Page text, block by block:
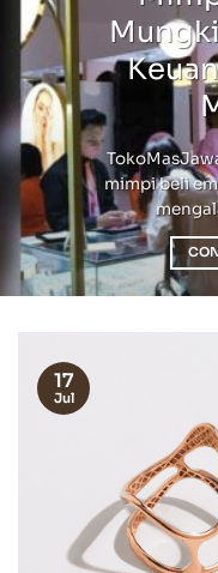
mimpi beli
17
Jul